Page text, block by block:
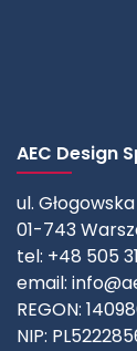
AEC Design
ul. Głogowska
01-743
tel: +48 505
email:
REGON:
NIP: